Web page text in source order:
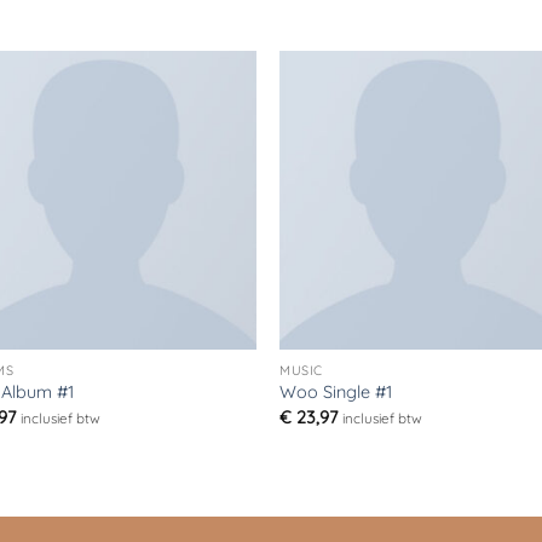
#1
inclusief btw
MUSIC
Woo Single #1
€ 23,97 inclusief btw